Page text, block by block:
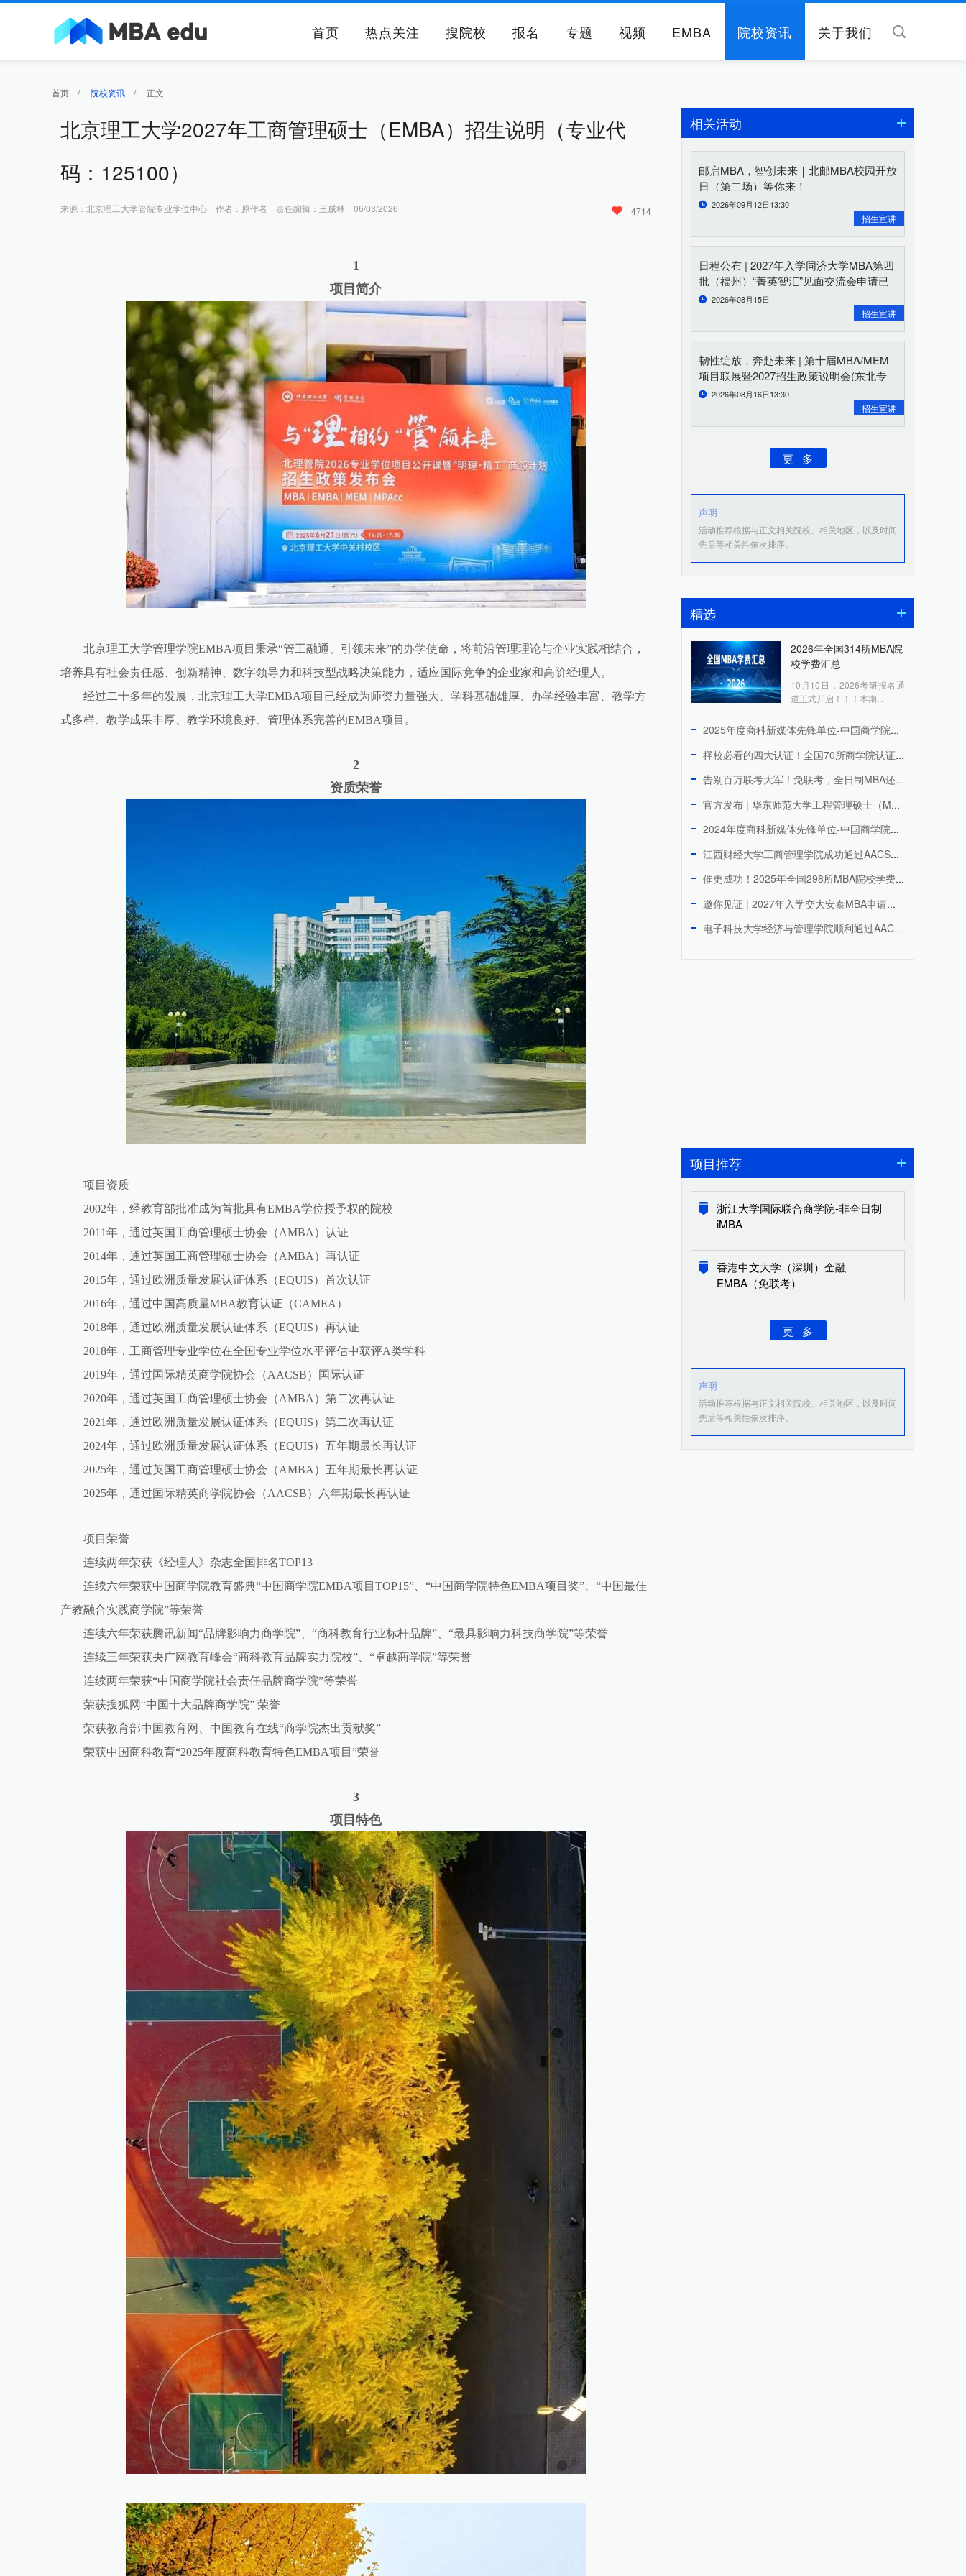
首页 热点关注 搜院校 报名 专题 视频 EMBA 院校资讯 关于我们
首页 / 院校资讯 / 正文
北京理工大学2027年工商管理硕士（EMBA）招生说明（专业代
码：125100）
来源：北京理工大学管院专业学位中心 作者：原作者 责任编辑：王威林 06/03/2026 4714
1
项目简介
北京理工大学管理学院EMBA项目秉承“管工融通、引领未来”的办学使命，将前沿管理理论与企业实践相结合，
培养具有社会责任感、创新精神、数字领导力和科技型战略决策能力，适应国际竞争的企业家和高阶经理人。
经过二十多年的发展，北京理工大学EMBA项目已经成为师资力量强大、学科基础雄厚、办学经验丰富、教学方
式多样、教学成果丰厚、教学环境良好、管理体系完善的EMBA项目。
2
资质荣誉
项目资质
2002年，经教育部批准成为首批具有EMBA学位授予权的院校
2011年，通过英国工商管理硕士协会（AMBA）认证
2014年，通过英国工商管理硕士协会（AMBA）再认证
2015年，通过欧洲质量发展认证体系（EQUIS）首次认证
2016年，通过中国高质量MBA教育认证（CAMEA）
2018年，通过欧洲质量发展认证体系（EQUIS）再认证
2018年，工商管理专业学位在全国专业学位水平评估中获评A类学科
2019年，通过国际精英商学院协会（AACSB）国际认证
2020年，通过英国工商管理硕士协会（AMBA）第二次再认证
2021年，通过欧洲质量发展认证体系（EQUIS）第二次再认证
2024年，通过欧洲质量发展认证体系（EQUIS）五年期最长再认证
2025年，通过英国工商管理硕士协会（AMBA）五年期最长再认证
2025年，通过国际精英商学院协会（AACSB）六年期最长再认证
项目荣誉
连续两年荣获《经理人》杂志全国排名TOP13
连续六年荣获中国商学院教育盛典“中国商学院EMBA项目TOP15”、“中国商学院特色EMBA项目奖”、“中国最佳
产教融合实践商学院”等荣誉
连续六年荣获腾讯新闻“品牌影响力商学院”、“商科教育行业标杆品牌”、“最具影响力科技商学院”等荣誉
连续三年荣获央广网教育峰会“商科教育品牌实力院校”、“卓越商学院”等荣誉
连续两年荣获“中国商学院社会责任品牌商学院”等荣誉
荣获搜狐网“中国十大品牌商学院” 荣誉
荣获教育部中国教育网、中国教育在线“商学院杰出贡献奖”
荣获中国商科教育“2025年度商科教育特色EMBA项目”荣誉
3
项目特色
相关活动
邮启MBA，智创未来｜北邮MBA校园开放
日（第二场）等你来！
2026年09月12日13:30
招生宣讲
日程公布 | 2027年入学同济大学MBA第四
批（福州）“菁英智汇”见面交流会申请已
开启2026年08月15日
招生宣讲
韧性绽放，奔赴未来 | 第十届MBA/MEM
项目联展暨2027招生政策说明会(东北专
场)重磅开启
2026年08月16日13:30
招生宣讲
更 多
声明
活动推荐根据与正文相关院校、相关地区，以及时间
先后等相关性依次排序。
精选
2026年全国314所MBA院
校学费汇总
10月10日，2026考研报名通
道正式开启！！！本期...
2025年度商科新媒体先锋单位-中国商学院MBA微信品牌传播...
择校必看的四大认证！全国70所商学院认证院校上榜
告别百万联考大军！免联考，全日制MBA还能周末上课，拿香港I...
官方发布 | 华东师范大学工程管理硕士（MEM）2027年研...
2024年度商科新媒体先锋单位-中国商学院MBA微信品牌传播...
江西财经大学工商管理学院成功通过AACSB国际认证 跻身全球...
催更成功！2025年全国298所MBA院校学费汇总
邀你见证 | 2027年入学交大安泰MBA申请日程公开！3月...
电子科技大学经济与管理学院顺利通过AACSB国际认证
项目推荐
浙江大学国际联合商学院-非全日制
iMBA
香港中文大学（深圳）金融
EMBA（免联考）
更 多
声明
活动推荐根据与正文相关院校、相关地区，以及时间
先后等相关性依次排序。